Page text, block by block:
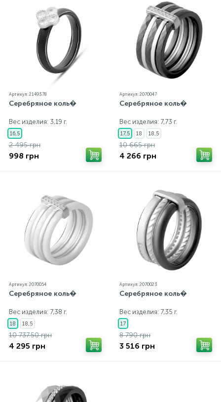
Артикул: 2149378
Серебряное коль�
Вес изделия: 3,19 г.
16,5
2 495 грн
998 грн
Артикул: 2070047
Серебряное коль�
Вес изделия: 7,73 г.
17,5 18 18,5
10 665 грн
4 266 грн
Артикул: 2070054
Серебряное коль�
Вес изделия: 7,38 г.
18 18,5
10 737.50 грн
4 295 грн
Артикул: 2070023
Серебряное коль�
Вес изделия: 7,35 г.
17
8 790 грн
3 516 грн